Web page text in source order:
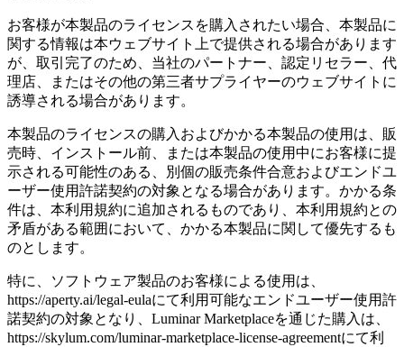
お客様が本製品のライセンスを購入されたい場合、本製品に
関する情報は本ウェブサイト上で提供される場合があります
が、取引完了のため、当社のパートナー、認定リセラー、代
理店、またはその他の第三者サプライヤーのウェブサイトに
誘導される場合があります。
本製品のライセンスの購入およびかかる本製品の使用は、販
売時、インストール前、または本製品の使用中にお客様に提
示される可能性のある、別個の販売条件合意およびエンドユ
ーザー使用許諾契約の対象となる場合があります。かかる条
件は、本利用規約に追加されるものであり、本利用規約との
矛盾がある範囲において、かかる本製品に関して優先するも
のとします。
特に、ソフトウェア製品のお客様による使用は、
https://aperty.ai/legal-eulaにて利用可能なエンドユーザー使用許
諾契約の対象となり、Luminar Marketplaceを通じた購入は、
https://skylum.com/luminar-marketplace-license-agreementにて利